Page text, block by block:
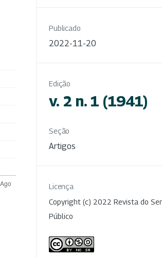
Publicado
2022-11-20
Edição
v. 2 n. 1 (1941)
Seção
Artigos
Licença
Copyright (c) 2022 Revista do
Público